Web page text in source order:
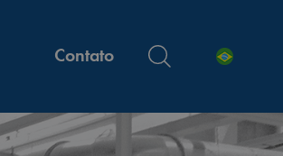
Contato